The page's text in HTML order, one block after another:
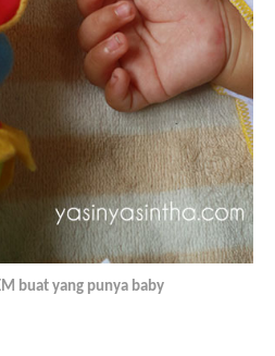
buat yang punya baby